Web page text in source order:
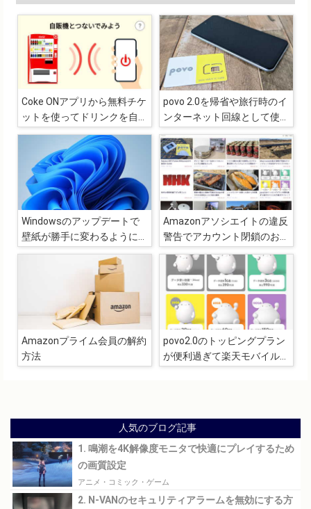
Coke ONアプリから無料チケ
ットを使ってドリンクを自販
機で購入する時の手順と注意
povo 2.0を帰省や旅行時のイ
ンターネット回線として使用
する
Windowsのアップデートで
壁紙が勝手に変わるようにな
ったのでテーマの設定を見直
Amazonアソシエイトの違反
警告でアカウント閉鎖のおそ
れが出た際の対応
Amazonプライム会員の解約
方法
povo2.0のトッピングプラン
が便利過ぎて楽天モバイルの
人気のブログ記事
1. 鳴潮を4K解像度モニタで快適にプレイするため
の画質設定
アニメ・コミック・ゲーム
2. N-VANのセキュリティアラームを無効にする方